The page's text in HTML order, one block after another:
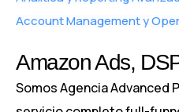
Account Management y
Amazon Ads,
Somos Agencia Advanced